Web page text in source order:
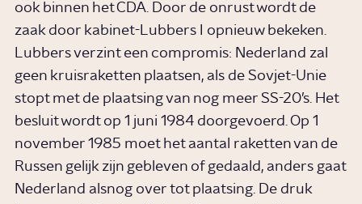
ook binnen het CDA. Door de onrust wordt de
zaak door kabinet-Lubbers I opnieuw bekeken.
Lubbers verzint een compromis: Nederland zal
geen kruisraketten plaatsen, als de Sovjet-Unie
stopt met de plaatsing van nog meer SS-20’s. Het
besluit wordt op 1 juni 1984 doorgevoerd. Op 1
november 1985 moet het aantal raketten van de
Russen gelijk zijn gebleven of gedaald, anders gaat
Nederland alsnog over tot plaatsing. De druk